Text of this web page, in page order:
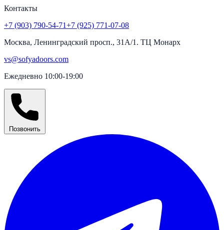
Контакты
+7 (903) 790-54-71+7 (925) 771-07-08
Москва, Ленинградский просп., 31А/1. ТЦ Монарх
vs@sofyadoors.com
Ежедневно 10:00-19:00
Позвонить